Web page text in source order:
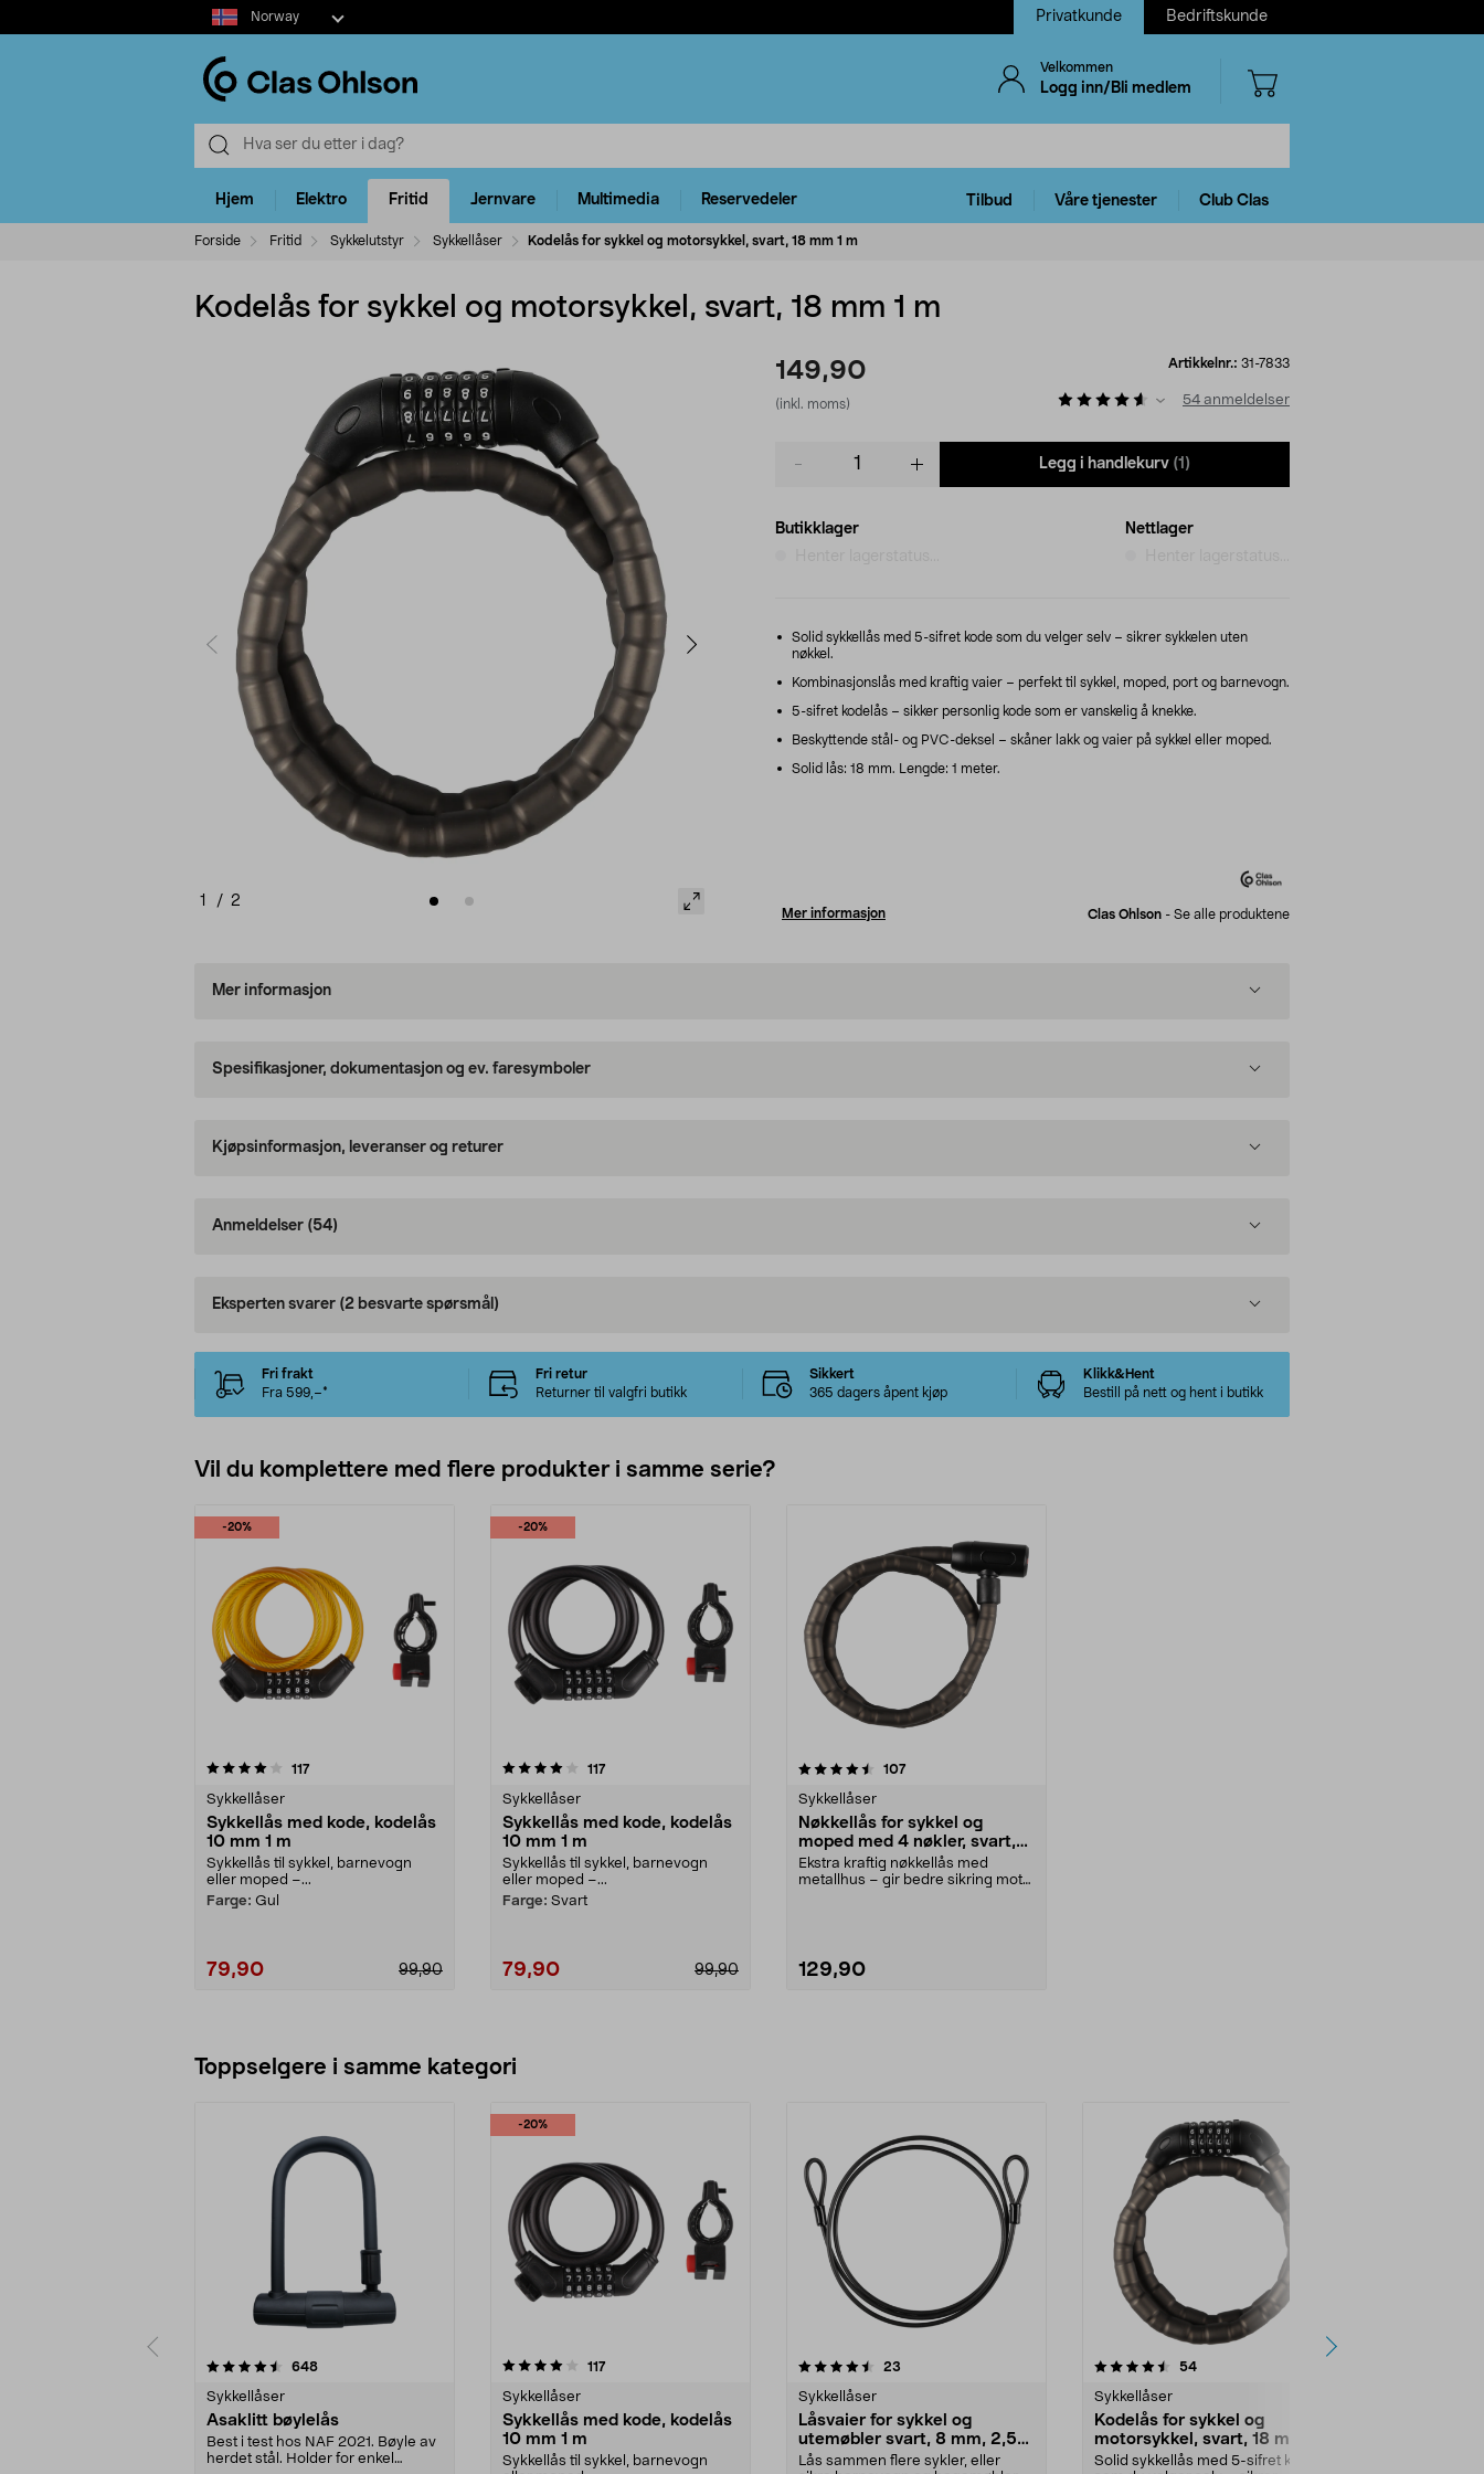
Select
market
Norway Privatkunde Bedriftskunde
Velkommen
Logg inn/Bli medlem
Hjem Elektro Fritid Jernvare Multimedia Reservedeler Tilbud Våre tjenester Club Clas
Forside Fritid Sykkelutstyr Sykkellåser Kodelås for sykkel og motorsykkel, svart, 18 mm 1 m
Kodelås for sykkel og motorsykkel, svart, 18 mm 1 m
1 / 2
149,90
(inkl. moms)
Artikkelnr.: 31-7833
54 anmeldelser
Legg i handlekurv (1)
Butikklager
Nettlager
Solid sykkellås med 5-sifret kode som du velger selv – sikrer sykkelen uten
nøkkel.
Kombinasjonslås med kraftig vaier – perfekt til sykkel, moped, port og barnevogn.
5-sifret kodelås – sikker personlig kode som er vanskelig å knekke.
Beskyttende stål- og PVC-deksel – skåner lakk og vaier på sykkel eller moped.
Solid lås: 18 mm. Lengde: 1 meter.
Mer informasjon Clas Ohlson - Se alle produktene
Mer informasjon
Spesifikasjoner, dokumentasjon og ev. faresymboler
Kjøpsinformasjon, leveranser og returer
Anmeldelser (54)
Eksperten svarer (2 besvarte spørsmål)
Fri frakt
Fra 599,–*
Fri retur
Returner til valgfri butikk
Sikkert
365 dagers åpent kjøp
Klikk&Hent
Bestill på nett og hent i butikk
Vil du komplettere med flere produkter i samme serie?
-20%
117anmeldelser
Sykkellåser
Sykkellås med kode, kodelås
10 mm 1 m
Sykkellås til sykkel, barnevogn
eller moped –...
Farge: Gul
99,90
79,90
-20%
4.0av 5 stjerner 117anmeldelser
Sykkellåser
Sykkellås med kode, kodelås
10 mm 1 m
Sykkellås til sykkel, barnevogn
eller moped –...
Farge: Svart
99,90
79,90
4.5av 5 stjerner 107anmeldelser
Sykkellåser
Nøkkellås for sykkel og
moped med 4 nøkler, svart,
18 mm 1 m
Ekstra kraftig nøkkellås med
metallhus – gir bedre sikring mot
129,90
Toppselgere i samme kategori
648anmeldelser
Sykkellåser
Asaklitt bøylelås
Best i test hos NAF 2021. Bøyle av
herdet stål. Holder for enkel
-20%
4.0 av 5 stjerner 117anmeldelser
Sykkellåser
Sykkellås med kode, kodelås
10 mm 1 m
Sykkellås til sykkel, barnevogn
4.5 av 5 stjerner 23
Sykkellåser
Låsvaier for sykkel og
utemøbler svart, 8 mm, 2,5
meter
Lås sammen flere sykler, eller
4.5 av 5 stjerner 54anmeldelser
Sykkellåser
Kodelås for sykkel og
motorsykkel, svart, 18 mm 1
m
Solid sykkellås med 5-sifret kode
4.5 av 5 stjerner